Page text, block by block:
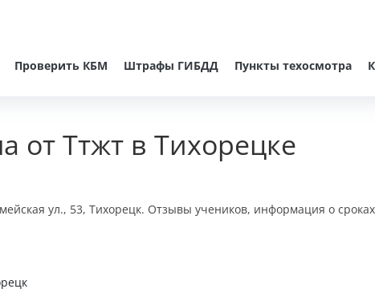
Проверить КБМ Штрафы ГИБДД Пункты техосмотра
от Ттжт в Тихорецке
ул., 53, Тихорецк. Отзывы учеников, информация о